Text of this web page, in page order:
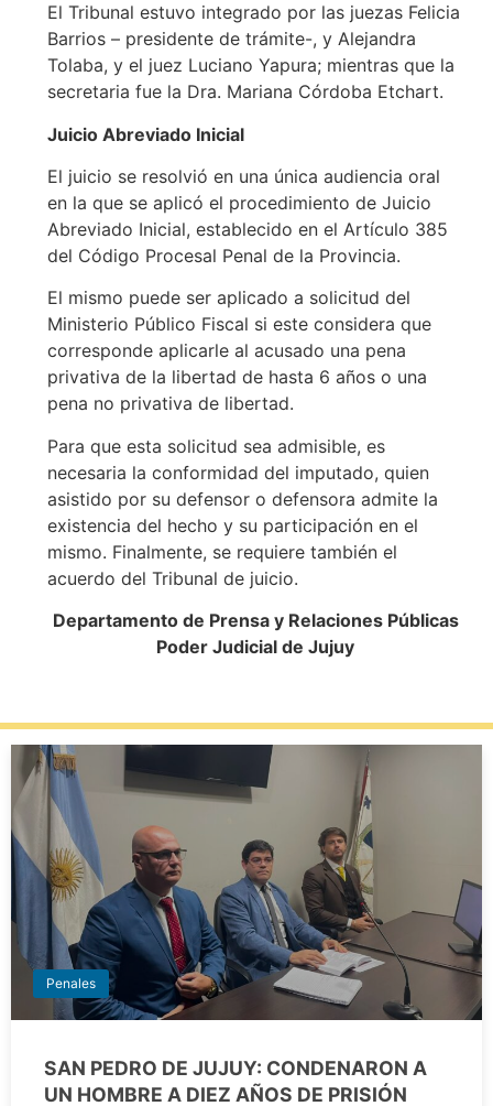
El Tribunal estuvo integrado por las juezas Felicia
Barrios – presidente de trámite-, y Alejandra
Tolaba, y el juez Luciano Yapura; mientras que la
secretaria fue la Dra. Mariana Córdoba Etchart.
Juicio Abreviado Inicial
El juicio se resolvió en una única audiencia oral
en la que se aplicó el procedimiento de Juicio
Abreviado Inicial, establecido en el Artículo 385
del Código Procesal Penal de la Provincia.
El mismo puede ser aplicado a solicitud del
Ministerio Público Fiscal si este considera que
corresponde aplicarle al acusado una pena
privativa de la libertad de hasta 6 años o una
pena no privativa de libertad.
Para que esta solicitud sea admisible, es
necesaria la conformidad del imputado, quien
asistido por su defensor o defensora admite la
existencia del hecho y su participación en el
mismo. Finalmente, se requiere también el
acuerdo del Tribunal de juicio.
Departamento de Prensa y Relaciones Públicas
Poder Judicial de Jujuy
Penales
SAN PEDRO DE JUJUY: CONDENARON A
UN HOMBRE A DIEZ AÑOS DE PRISIÓN